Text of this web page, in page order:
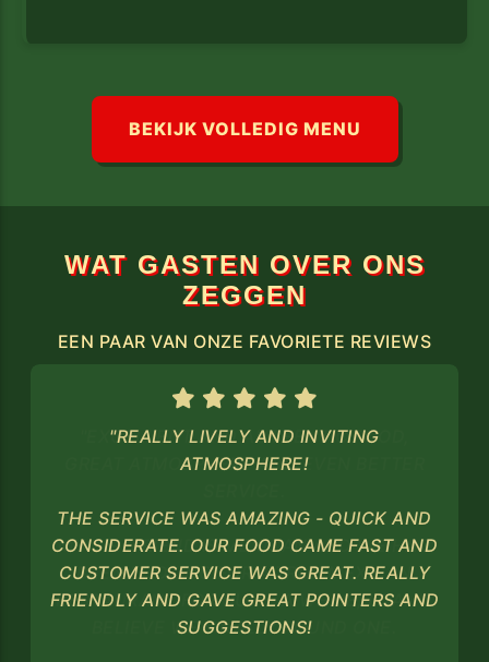
BEKIJK VOLLEDIG MENU
WAT GASTEN OVER ONS
ZEGGEN
EEN PAAR VAN ONZE FAVORIETE REVIEWS
"REALLY LIVELY AND INVITING
ATMOSPHERE!
THE SERVICE WAS AMAZING - QUICK AND
CONSIDERATE. OUR FOOD CAME FAST AND
CUSTOMER SERVICE WAS GREAT. REALLY
FRIENDLY AND GAVE GREAT POINTERS AND
SUGGESTIONS!